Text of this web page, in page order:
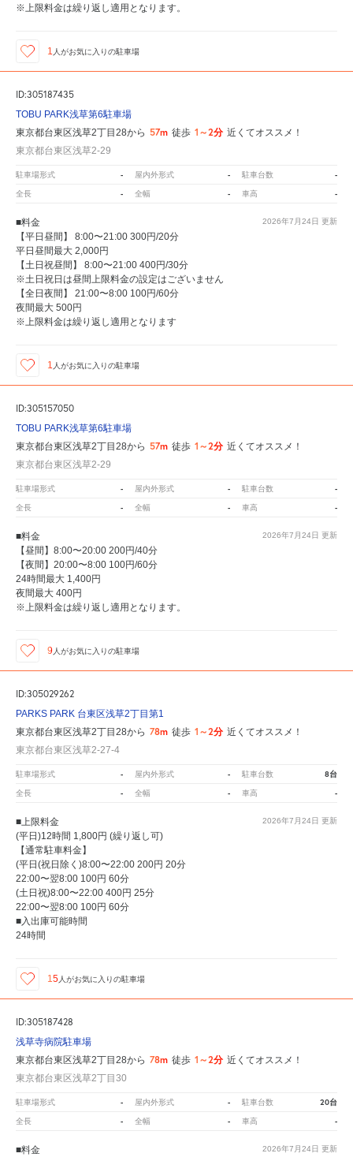
※上限料金は繰り返し適用となります。
1 人がお気に入りの駐車場
ID:305187435
TOBU PARK浅草第6駐車場
東京都台東区浅草2丁目28から 57m 徒歩 1～2分 近くてオススメ！
東京都台東区浅草2-29
駐車場形式 - 屋内外形式 - 駐車台数 -
全長 - 全幅 - 車高 -
2026年7月24日 更新
■料金
【平日昼間】 8:00〜21:00 300円/20分
平日昼間最大 2,000円
【土日祝昼間】 8:00〜21:00 400円/30分
※土日祝日は昼間上限料金の設定はございません
【全日夜間】 21:00〜8:00 100円/60分
夜間最大 500円
※上限料金は繰り返し適用となります
1 人がお気に入りの駐車場
ID:305157050
TOBU PARK浅草第6駐車場
東京都台東区浅草2丁目28から 57m 徒歩 1～2分 近くてオススメ！
東京都台東区浅草2-29
駐車場形式 - 屋内外形式 - 駐車台数 -
全長 - 全幅 - 車高 -
2026年7月24日 更新
■料金
【昼間】8:00〜20:00 200円/40分
【夜間】20:00〜8:00 100円/60分
24時間最大 1,400円
夜間最大 400円
※上限料金は繰り返し適用となります。
9 人がお気に入りの駐車場
ID:305029262
PARKS PARK 台東区浅草2丁目第1
東京都台東区浅草2丁目28から 78m 徒歩 1～2分 近くてオススメ！
東京都台東区浅草2-27-4
駐車場形式 - 屋内外形式 - 駐車台数 8台
全長 - 全幅 - 車高 -
2026年7月24日 更新
■上限料金
(平日)12時間 1,800円 (繰り返し可)
【通常駐車料金】
(平日(祝日除く)8:00〜22:00 200円 20分
22:00〜翌8:00 100円 60分
(土日祝)8:00〜22:00 400円 25分
22:00〜翌8:00 100円 60分
■入出庫可能時間
24時間
15 人がお気に入りの駐車場
ID:305187428
浅草寺病院駐車場
東京都台東区浅草2丁目28から 78m 徒歩 1～2分 近くてオススメ！
東京都台東区浅草2丁目30
駐車場形式 - 屋内外形式 - 駐車台数 20台
全長 - 全幅 - 車高 -
2026年7月24日 更新
■料金